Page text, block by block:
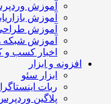
آموزش
آموزش
آموزش
آموزش شبکه
اخبار کسب و
افزونه و ابزار
ابزار سئو
ربات
پلاگین